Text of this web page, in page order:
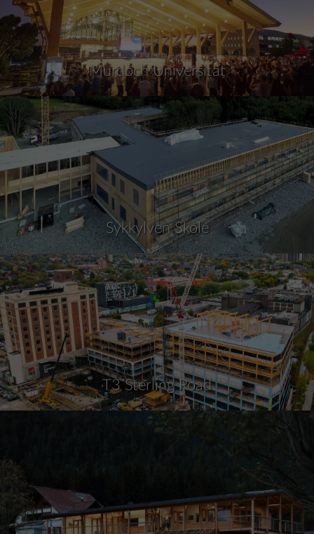
Murdoch Universität
Sykkylven Skole
T3 Sterling Road